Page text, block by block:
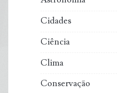
Cidades
Ciência
Clima
Conservação